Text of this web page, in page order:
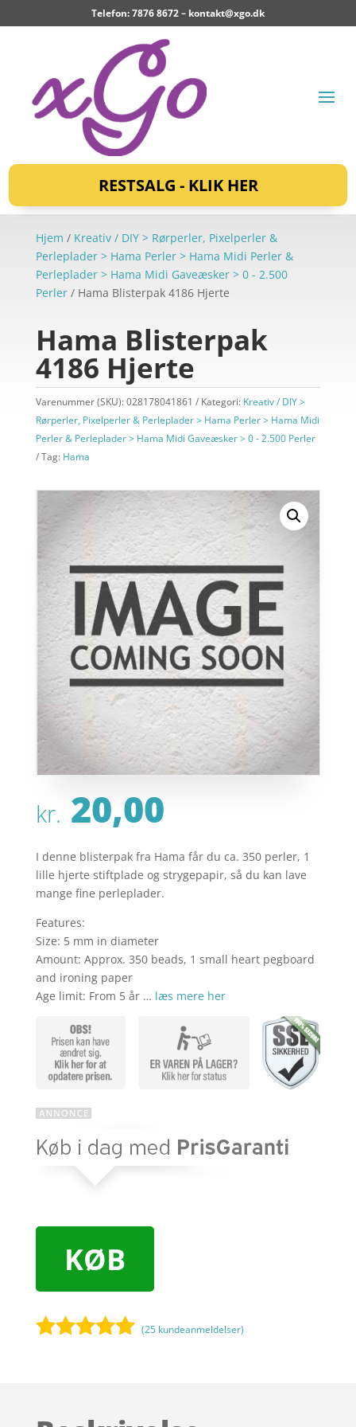
Telefon: 7876 8672 – kontakt@xgo.dk
RESTSALG - KLIK HER
Hjem / Kreativ / DIY > Rørperler, Pixelperler &
Perleplader > Hama Perler > Hama Midi Perler &
Perleplader > Hama Midi Gaveæsker > 0 - 2.500
Perler/ Hama Blisterpak 4186 Hjerte
Hama Blisterpak
4186 Hjerte
Varenummer (SKU):028178041861 Kategori: Kreativ / DIY >
Rørperler, Pixelperler & Perleplader > Hama Perler > Hama Midi
Perler & Perleplader > Hama Midi Gaveæsker > 0 - 2.500 Perler
Tag: Hama
kr. 20,00
I denne blisterpak fra Hama får du ca. 350 perler, 1
lille hjerte stiftplade og strygepapir, så du kan lave
mange fine perleplader.
Features:
Size: 5 mm in diameter
Amount: Approx. 350 beads, 1 small heart pegboard
and ironing paper
Age limit: From 5 år … læs mere her
KØB
(25 kundeanmeldelser)